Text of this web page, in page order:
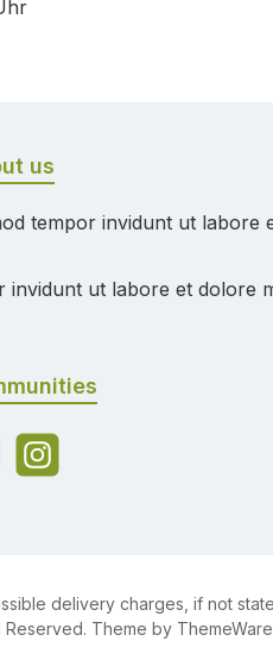
us
tempor invidunt ut labore
ut labore et dolore
Instagram
delivery charges, if not
Reserved. Theme by